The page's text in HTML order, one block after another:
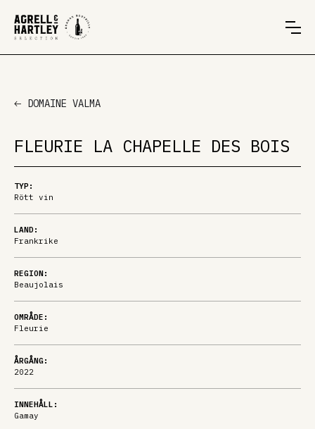
DOMAINE VALMA
FLEURIE LA CHAPELLE DES BOIS
TYP:
Rött vin
LAND:
Frankrike
REGION:
Beaujolais
OMRÅDE:
Fleurie
ÅRGÅNG:
2022
INNEHÅLL:
Gamay